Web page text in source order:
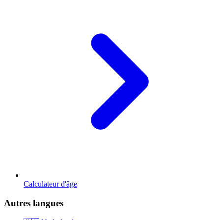
Calculateur d'âge
Autres langues